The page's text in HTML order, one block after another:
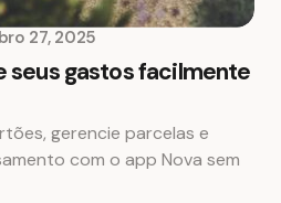
27, 2025
seus gastos facilmente
gerencie parcelas e
com o app Nova sem